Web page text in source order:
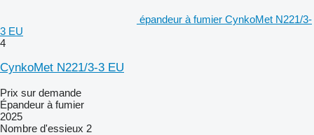
épandeur à fumier CynkoMet N221/3-
3 EU
4
CynkoMet N221/3-3 EU
Prix sur demande
Épandeur à fumier
2025
Nombre d'essieux 2